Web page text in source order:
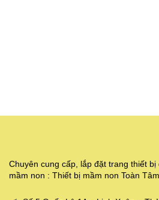
Chuyên cung cấp, lắp đặt trang thiết
mầm non : Thiết bị mầm non Toàn Tâm